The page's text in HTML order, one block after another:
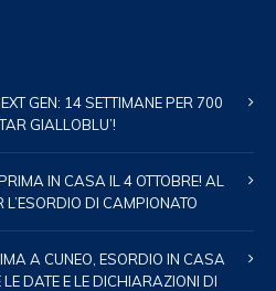
GEN: 14 SETTIMANE PER 700
GIALLOBLU’!
IN CASA IL 4 OTTOBRE! AL
DI CAMPIONATO
A CUNEO, ESORDIO IN CASA
DATE E LE DICHIARAZIONI DI